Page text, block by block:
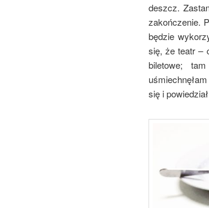
deszcz.
zakończenie.
będzie
się, że teatr –
biletowe;
się i